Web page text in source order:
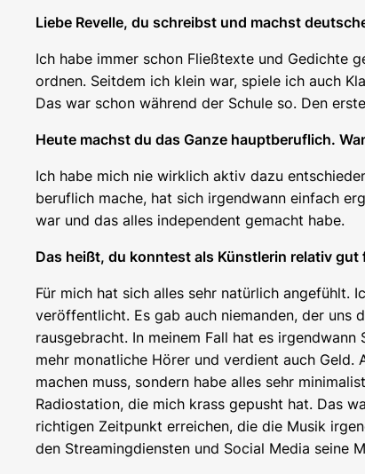
Liebe Revelle, du schreibst und machst
Ich habe immer schon Fließtexte und Gedichte
ordnen. Seitdem ich klein war, spiele ich auch
Das war schon während der Schule so. Den
Heute machst du das Ganze hauptberuflich.
Ich habe mich nie wirklich aktiv dazu
beruflich mache, hat sich irgendwann einfach
war und das alles independent gemacht habe.
Das heißt, du konntest als Künstlerin relativ
Für mich hat sich alles sehr natürlich angefühlt.
veröffentlicht. Es gab auch niemanden, der uns
rausgebracht. In meinem Fall hat es
mehr monatliche Hörer und verdient auch
machen muss, sondern habe alles sehr
Radiostation, die mich krass gepusht hat. Das
richtigen Zeitpunkt erreichen, die die Musik
den Streamingdiensten und Social Media seine